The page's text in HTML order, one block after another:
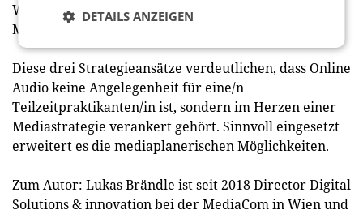
Weissagung, sondern illustriert die vielfältigen
Möglichkeiten des Online Audio.
Diese drei Strategieansätze verdeutlichen, dass Online
Audio keine Angelegenheit für eine/n
Teilzeitpraktikanten/in ist, sondern im Herzen einer
Mediastrategie verankert gehört. Sinnvoll eingesetzt
erweitert es die mediaplanerischen Möglichkeiten.
Zum Autor: Lukas Brändle ist seit 2018 Director Digital
Solutions & innovation bei der MediaCom in Wien und
DETAILS ANZEIGEN